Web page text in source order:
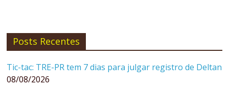
Posts Recentes
Tic-tac: TRE-PR tem 7 dias para julgar registro de Deltan
08/08/2026